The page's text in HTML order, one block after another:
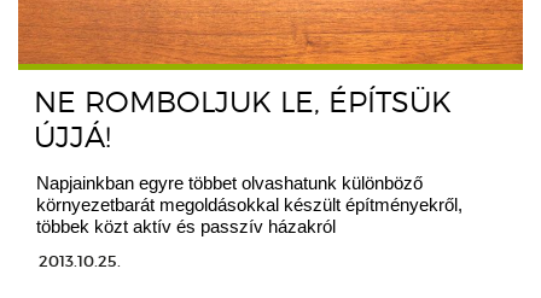
NE ROMBOLJUK LE, ÉPÍTSÜK
ÚJJÁ!
Napjainkban egyre többet olvashatunk különböző
környezetbarát megoldásokkal készült építményekről,
többek közt aktív és passzív házakról
2013.10.25.